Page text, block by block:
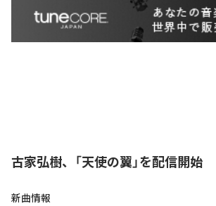
古家弘樹、「天使の翼」を配信開始
新曲情報